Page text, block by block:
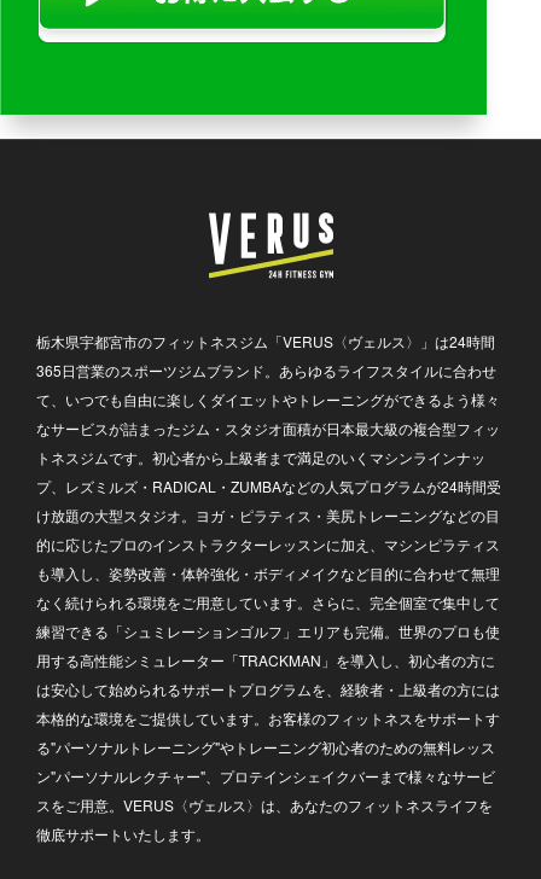
栃木県宇都宮市のフィットネスジム「VERUS〈ヴェルス〉」は24時間
365日営業のスポーツジムブランド。あらゆるライフスタイルに合わせ
て、いつでも自由に楽しくダイエットやトレーニングができるよう様々
なサービスが詰まったジム・スタジオ面積が日本最大級の複合型フィッ
トネスジムです。初心者から上級者まで満足のいくマシンラインナッ
プ、レズミルズ・RADICAL・ZUMBAなどの人気プログラムが24時間受
け放題の大型スタジオ。ヨガ・ピラティス・美尻トレーニングなどの目
的に応じたプロのインストラクターレッスンに加え、マシンピラティス
も導入し、姿勢改善・体幹強化・ボディメイクなど目的に合わせて無理
なく続けられる環境をご用意しています。さらに、完全個室で集中して
練習できる「シュミレーションゴルフ」エリアも完備。世界のプロも使
用する高性能シミュレーター「TRACKMAN」を導入し、初心者の方に
は安心して始められるサポートプログラムを、経験者・上級者の方には
本格的な環境をご提供しています。お客様のフィットネスをサポートす
る"パーソナルトレーニング"やトレーニング初心者のための無料レッス
ン"パーソナルレクチャー"、プロテインシェイクバーまで様々なサービ
スをご用意。VERUS〈ヴェルス〉は、あなたのフィットネスライフを
徹底サポートいたします。